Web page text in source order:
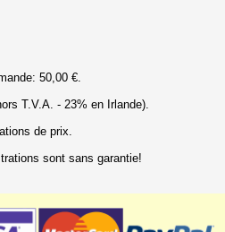
50,00 €.
T.V.A. - 23% en Irlande).
de prix.
sont sans garantie!